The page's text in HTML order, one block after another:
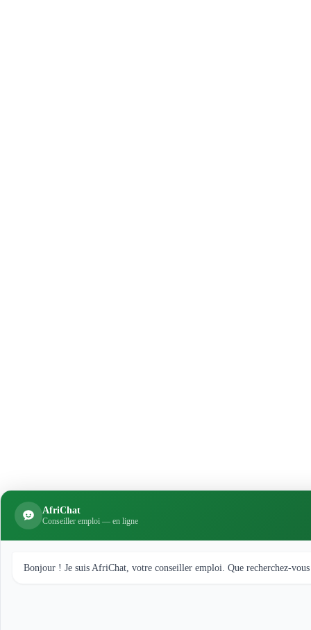
AfriChat
Conseiller emploi — en ligne
Bonjour ! Je suis AfriChat, votre conseiller emploi. Que recherchez-